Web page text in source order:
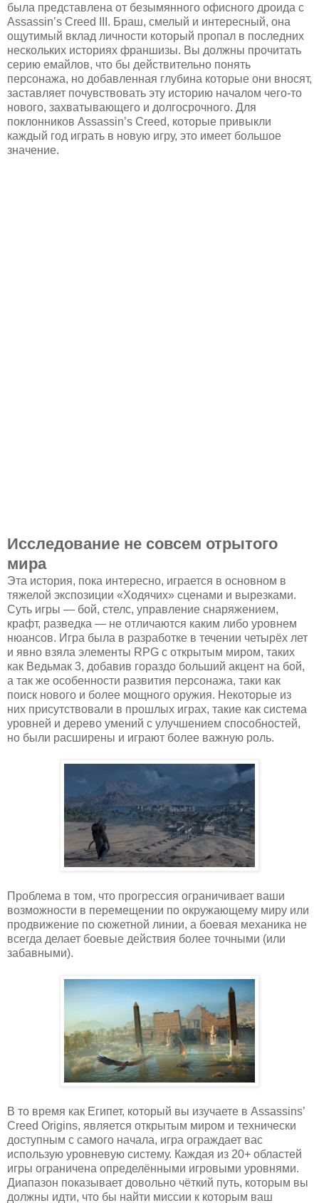
была представлена от безымянного офисного дроида с
Assassin’s Creed III. Браш, смелый и интересный, она
ощутимый вклад личности который пропал в последних
нескольких историях франшизы. Вы должны прочитать
серию емайлов, что бы действительно понять
персонажа, но добавленная глубина которые они вносят,
заставляет почувствовать эту историю началом чего-то
нового, захватывающего и долгосрочного. Для
поклонников Assassin’s Creed, которые привыкли
каждый год играть в новую игру, это имеет большое
значение.
Исследование не совсем отрытого
мира
Эта история, пока интересно, играется в основном в
тяжелой экспозиции «Ходячих» сценами и вырезками.
Суть игры — бой, стелс, управление снаряжением,
крафт, разведка — не отличаются каким либо уровнем
нюансов. Игра была в разработке в течении четырёх лет
и явно взяла элементы RPG с открытым миром, таких
как Ведьмак 3, добавив гораздо больший акцент на бой,
а так же особенности развития персонажа, таки как
поиск нового и более мощного оружия. Некоторые из
них присутствовали в прошлых играх, такие как система
уровней и дерево умений с улучшением способностей,
но были расширены и играют более важную роль.
Проблема в том, что прогрессия ограничивает ваши
возможности в перемещении по окружающему миру или
продвижение по сюжетной линии, а боевая механика не
всегда делает боевые действия более точными (или
забавными).
В то время как Египет, который вы изучаете в Assassins’
Creed Origins, является открытым миром и технически
доступным с самого начала, игра ограждает вас
использую уровневую систему. Каждая из 20+ областей
игры ограничена определёнными игровыми уровнями.
Диапазон показывает довольно чёткий путь, которым вы
должны идти, что бы найти миссии к которым ваш